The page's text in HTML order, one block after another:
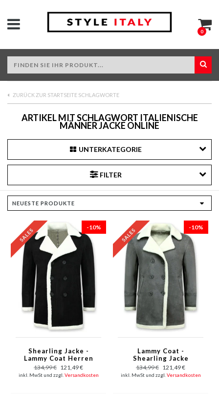
0
ZURÜCK ZUR STARTSEITE SCHLAGWORTE
ARTIKEL MIT SCHLAGWORT ITALIENISCHE
MÄNNER JACKE ONLINE
UNTERKATEGORIE
FILTER
-10%
Shearling Jacke -
Lammy Coat Herren
Jacke - Schwarz
134,99 € 121,49 €
inkl. MwSt und zzgl. Versandkosten
-10%
Lammy Coat -
Shearling Jacke
Herren Lammfell -
Grau
134,99 € 121,49 €
inkl. MwSt und zzgl. Versandkosten